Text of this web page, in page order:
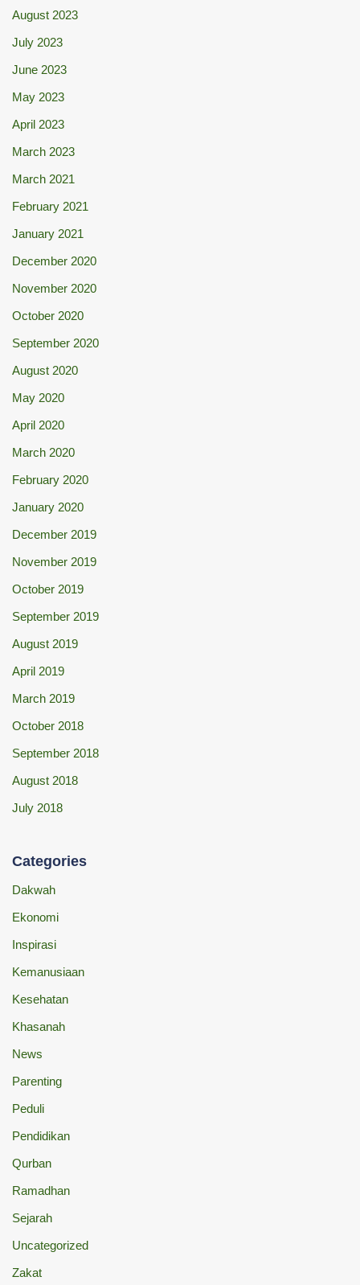
August 2023
July 2023
June 2023
May 2023
April 2023
March 2023
March 2021
February 2021
January 2021
December 2020
November 2020
October 2020
September 2020
August 2020
May 2020
April 2020
March 2020
February 2020
January 2020
December 2019
November 2019
October 2019
September 2019
August 2019
April 2019
March 2019
October 2018
September 2018
August 2018
July 2018
Categories
Dakwah
Ekonomi
Inspirasi
Kemanusiaan
Kesehatan
Khasanah
News
Parenting
Peduli
Pendidikan
Qurban
Ramadhan
Sejarah
Uncategorized
Zakat